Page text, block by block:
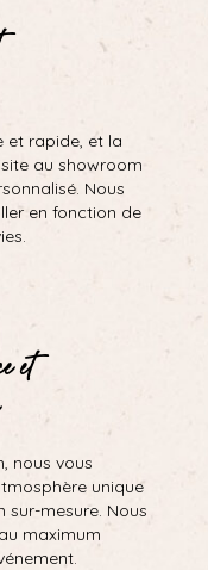
et rapide, et la
au showroom
Nous
en fonction de
et
nous vous
unique
mesure. Nous
maximum